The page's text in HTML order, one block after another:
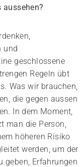
und
geschlossene
Regeln übt
Was wir brauchen,
die gegen aussen
In dem Moment,
man die Person,
höheren Risiko
werden, um der
geben, Erfahrungen